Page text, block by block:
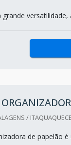
grande versatilidade,
/
de papelão